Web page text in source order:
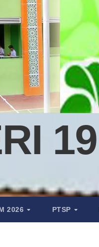
19
2026 PTSP